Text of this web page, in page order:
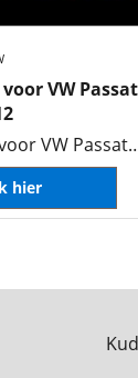
VW Passat
Kuda Console voor
hier